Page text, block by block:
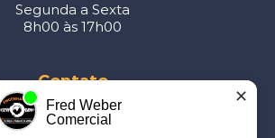
Segunda a Sexta
8h00 às 17h00
Contato
413093-5877
contato@cerro.eng.br
Fred Weber
Comercial
✕